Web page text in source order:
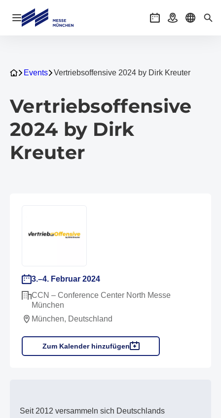
Navigation öffnen Veranstaltungen
AnreiseSprache
Events Vertriebsoffensive 2024 by Dirk Kreuter
Vertriebsoffensive
2024 by Dirk
Kreuter
3.–4. Februar 2024
CCN – Conference Center North Messe
München
München, Deutschland
Zum Kalender hinzufügen
Seit 2012 versammeln sich Deutschlands